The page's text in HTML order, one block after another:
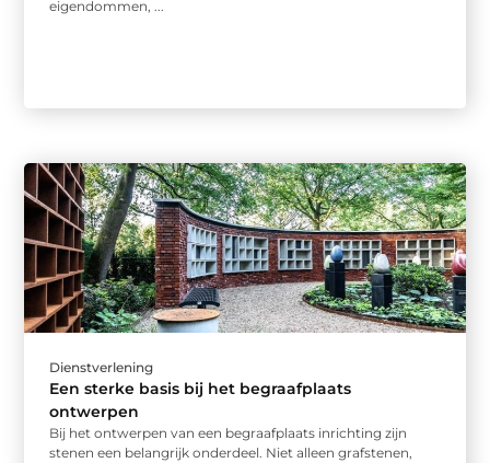
eigendommen, ...
Dienstverlening
Een sterke basis bij het begraafplaats
ontwerpen
Bij het ontwerpen van een begraafplaats inrichting zijn
stenen een belangrijk onderdeel. Niet alleen grafstenen,